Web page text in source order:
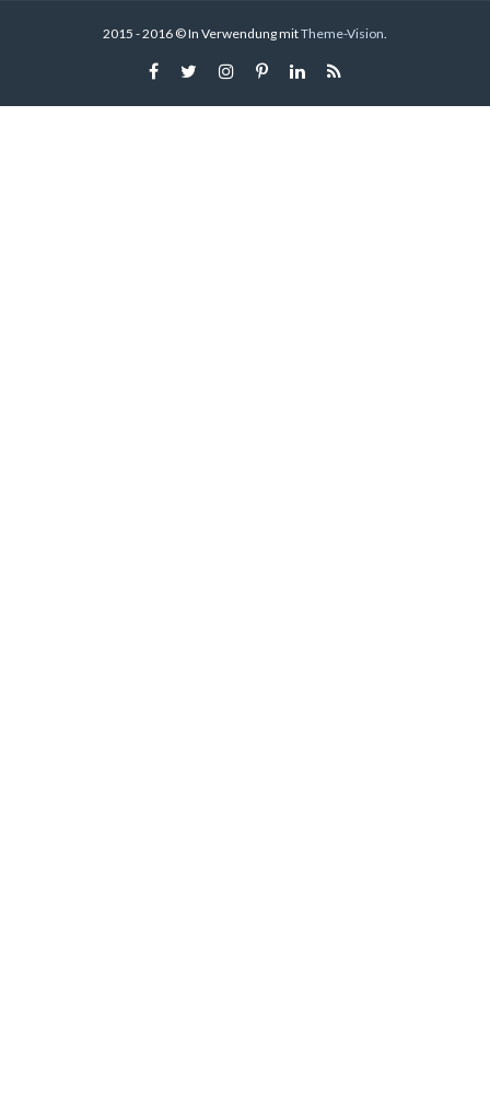
2015 - 2016 © In Verwendung mitTheme-Vision